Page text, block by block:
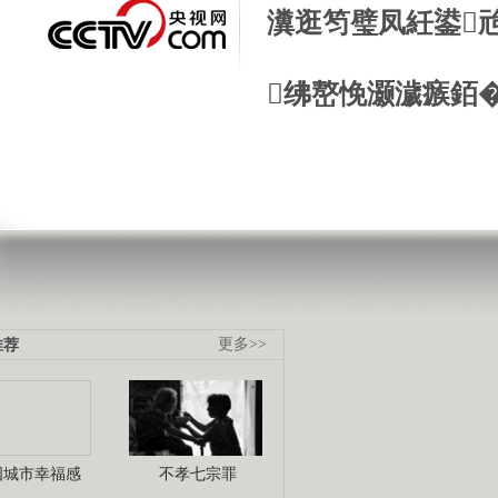
瀵逛笉璧凤紝鍙
绋嶅悗灏濊瘯銆
更多>>
荐
城市幸福感 不孝七宗罪